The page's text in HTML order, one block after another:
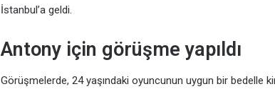
İstanbul’a geldi.
Antony için görüşme yapıldı
Görüşmelerde, 24 yaşındaki oyuncunun uygun bir bedelle